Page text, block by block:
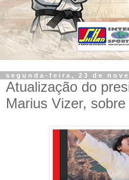
segunda-feira, 23 de
Atualização do
Marius Vizer,